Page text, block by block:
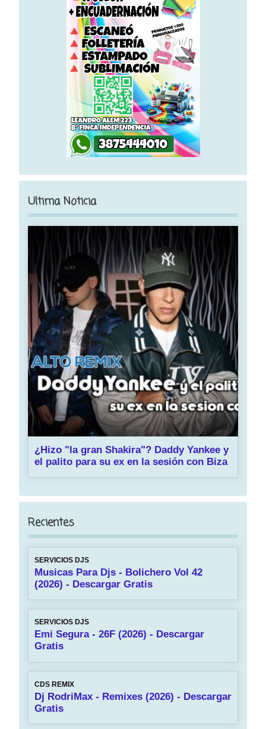
Ultima Noticia
¿Hizo "la gran Shakira"? Daddy Yankee y
el palito para su ex en la sesión con Biza
Recientes
SERVICIOS DJS
Musicas Para Djs - Bolichero Vol 42
(2026) - Descargar Gratis
SERVICIOS DJS
Emi Segura - 26F (2026) - Descargar
Gratis
CDS REMIX
Dj RodriMax - Remixes (2026) - Descargar
Gratis